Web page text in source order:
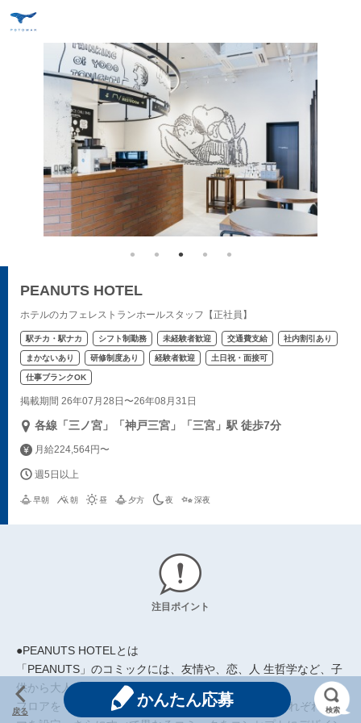
PEANUTS HOTEL
ホテルのカフェレストランホールスタッフ【正社員】
駅チカ・駅ナカ シフト制勤務 未経験者歓迎 交通費支給 社内割引あり
まかないあり 研修制度あり 経験者歓迎 土日祝・面接可
仕事ブランクOK
掲載期間 26年07月28日〜26年08月31日
各線「三ノ宮」「神戸三宮」「三宮」駅 徒歩7分
月給224,564円〜
週5日以上
早朝 朝 昼 夕方 夜 深夜
注目ポイント
●PEANUTS HOTELとは
「PEANUTS」のコミックには、友情や、恋、人 生哲学など、子
供から大人まで、誰もが共感できる世界があります。
フロアを「IMAGINE」、「HAPPY」、「LOVE」とそれぞれテー
戻る
かんたん応募
検索